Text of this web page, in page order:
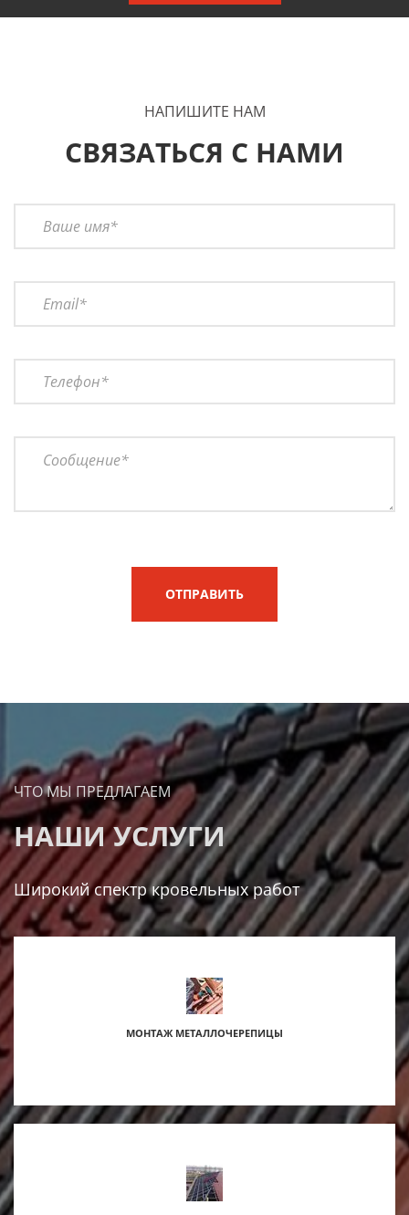
НАПИШИТЕ НАМ
СВЯЗАТЬСЯ С НАМИ
ОТПРАВИТЬ
ЧТО МЫ ПРЕДЛАГАЕМ
НАШИ УСЛУГИ
Широкий спектр кровельных работ
МОНТАЖ МЕТАЛЛОЧЕРЕПИЦЫ